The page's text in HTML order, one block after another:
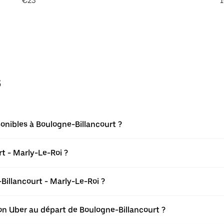
à Boulogne-Billancourt ?
- Marly-Le-Roi ?
- Marly-Le-Roi ?
Uber au départ de Boulogne-Billancourt ?